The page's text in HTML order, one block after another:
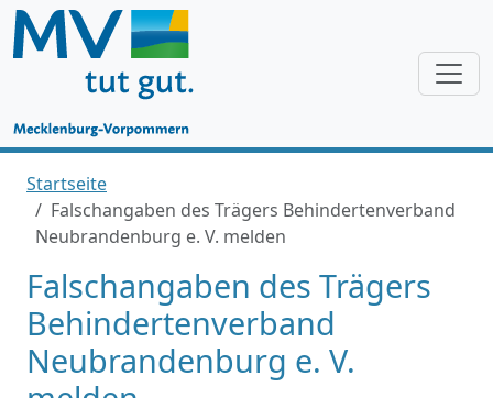
Startseite
Falschangaben des Trägers Behindertenverband
Neubrandenburg e. V. melden
Falschangaben des Trägers
Behindertenverband
Neubrandenburg e. V.